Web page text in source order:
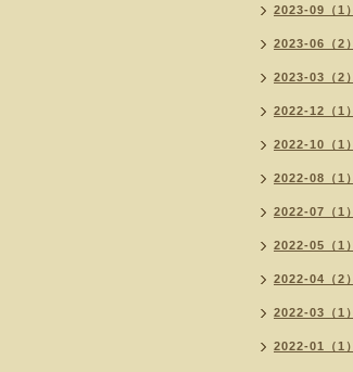
2023-09（1）
2023-06（2）
2023-03（2）
2022-12（1）
2022-10（1）
2022-08（1）
2022-07（1）
2022-05（1）
2022-04（2）
2022-03（1）
2022-01（1）